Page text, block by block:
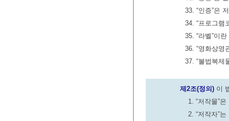
33. “인증”은
34. “프로그램
35. “라벨”이
36. “영화상영
37. “불법복제
제2조(정의) 이
1. “저작물”
2. “저작자”